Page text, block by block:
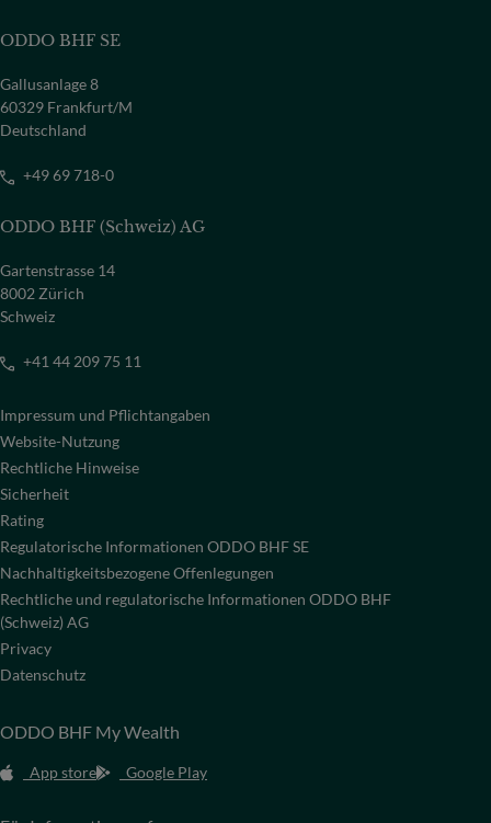
ODDO BHF SE
Gallusanlage 8
60329 Frankfurt/M
Deutschland
+49 69 718-0
ODDO BHF (Schweiz) AG
Gartenstrasse 14
8002 Zürich
Schweiz
+41 44 209 75 11
Impressum und Pflichtangaben
Website-Nutzung
Rechtliche Hinweise
Sicherheit
Rating
Regulatorische Informationen ODDO BHF SE
Nachhaltigkeitsbezogene Offenlegungen
Rechtliche und regulatorische Informationen ODDO BHF
(Schweiz) AG
Privacy
Datenschutz
ODDO BHF My Wealth
App store Google Play